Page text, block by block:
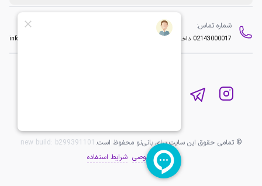
شماره تماس:
02143000017 داخلی 2 info@baninopc.com
© تمامی حقوق این سایت برای بانی‌نو محفوظ است. new build: b299391101
حریم خصوصی شرایط استفاده